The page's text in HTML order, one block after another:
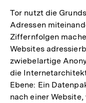
Tor nutzt die
Adressen
Ziffernfolgen
Websites
zwiebelartige
die
Ebene: Ein
nach einer